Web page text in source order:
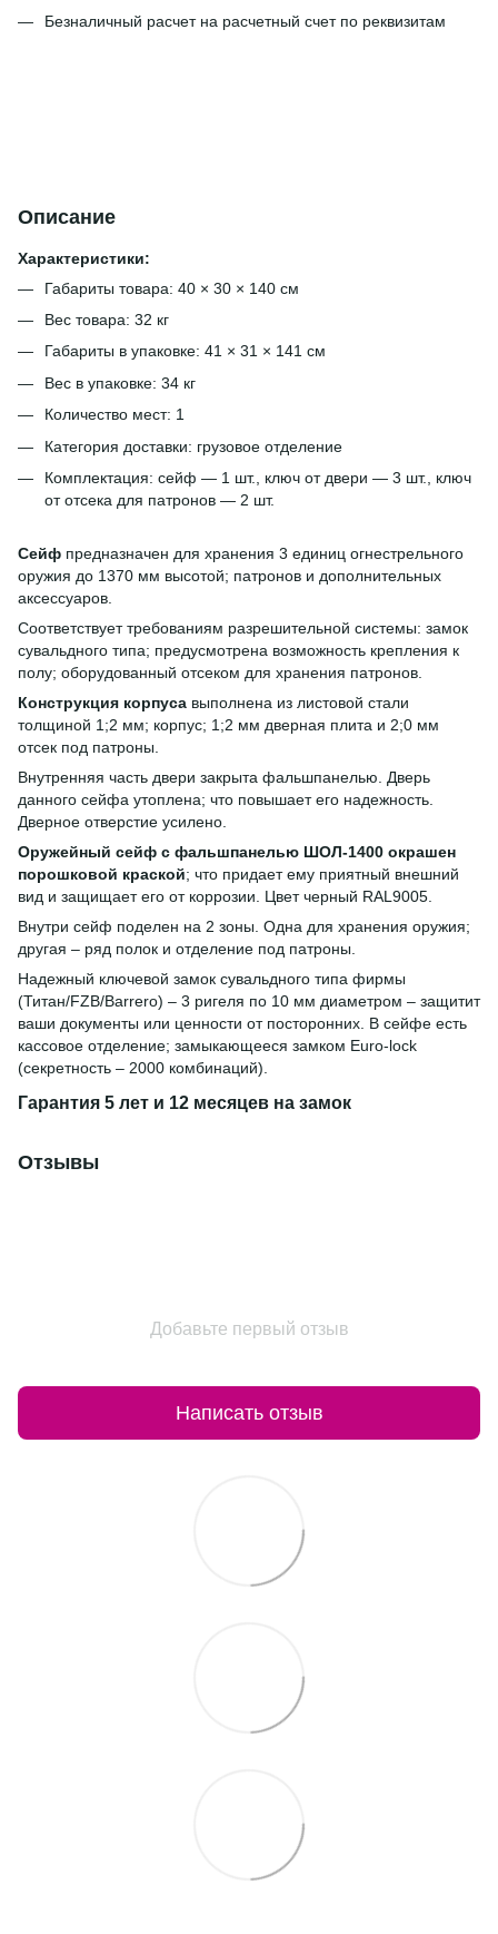
Безналичный расчет на расчетный счет по реквизитам
Описание
Характеристики:
Габариты товара: 40 × 30 × 140 см
Вес товара: 32 кг
Габариты в упаковке: 41 × 31 × 141 см
Вес в упаковке: 34 кг
Количество мест: 1
Категория доставки: грузовое отделение
Комплектация: сейф — 1 шт., ключ от двери — 3 шт., ключ
от отсека для патронов — 2 шт.
Сейф предназначен для хранения 3 единиц огнестрельного
оружия до 1370 мм высотой; патронов и дополнительных
аксессуаров.
Соответствует требованиям разрешительной системы: замок
сувальдного типа; предусмотрена возможность крепления к
полу; оборудованный отсеком для хранения патронов.
Конструкция корпуса выполнена из листовой стали
толщиной 1;2 мм; корпус; 1;2 мм дверная плита и 2;0 мм
отсек под патроны.
Внутренняя часть двери закрыта фальшпанелью. Дверь
данного сейфа утоплена; что повышает его надежность.
Дверное отверстие усилено.
Оружейный сейф с фальшпанелью ШОЛ-1400 окрашен
порошковой краской; что придает ему приятный внешний
вид и защищает его от коррозии. Цвет черный RAL9005.
Внутри сейф поделен на 2 зоны. Одна для хранения оружия;
другая – ряд полок и отделение под патроны.
Надежный ключевой замок сувальдного типа фирмы
(Титан/FZB/Barrero) – 3 ригеля по 10 мм диаметром – защитит
ваши документы или ценности от посторонних. В сейфе есть
кассовое отделение; замыкающееся замком Euro-lock
(секретность – 2000 комбинаций).
Гарантия 5 лет и 12 месяцев на замок
Отзывы
Добавьте первый отзыв
Написать отзыв